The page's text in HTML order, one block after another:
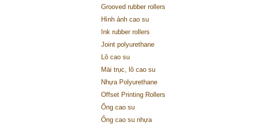
Grooved rubber rollers
Hình ảnh cao su
Ink rubber rollers
Joint polyurethane
Lô cao su
Mài trục, lô cao su
Nhựa Polyurethane
Offset Printing Rollers
Ống cao su
Ống cao su nhựa